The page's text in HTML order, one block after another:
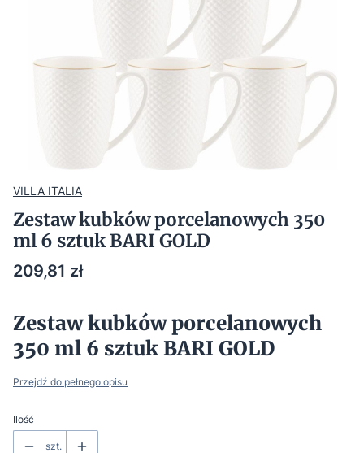
VILLA ITALIA
Zestaw kubków porcelanowych 350
ml 6 sztuk BARI GOLD
Cena
209,81 zł
Zestaw kubków porcelanowych
350 ml 6 sztuk BARI GOLD
Przejdź do pełnego opisu
Ilość
szt.